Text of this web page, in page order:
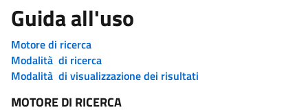
Guida all'uso
Motore di ricerca
Modalità di ricerca
Modalità di visualizzazione dei risultati
MOTORE DI RICERCA